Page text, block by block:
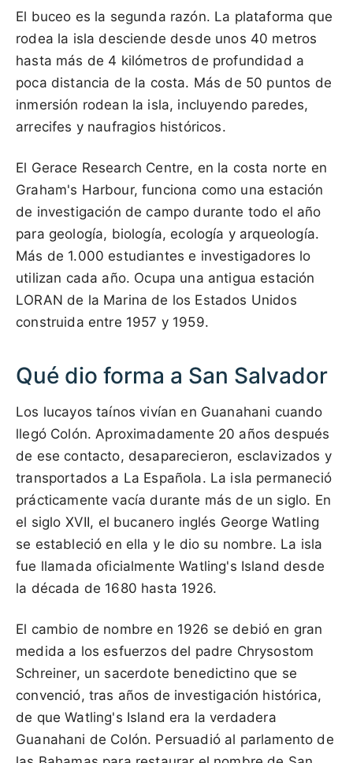
El buceo es la segunda razón. La plataforma que
rodea la isla desciende desde unos 40 metros
hasta más de 4 kilómetros de profundidad a
poca distancia de la costa. Más de 50 puntos de
inmersión rodean la isla, incluyendo paredes,
arrecifes y naufragios históricos.
El Gerace Research Centre, en la costa norte en
Graham's Harbour, funciona como una estación
de investigación de campo durante todo el año
para geología, biología, ecología y arqueología.
Más de 1.000 estudiantes e investigadores lo
utilizan cada año. Ocupa una antigua estación
LORAN de la Marina de los Estados Unidos
construida entre 1957 y 1959.
Qué dio forma a San Salvador
Los lucayos taínos vivían en Guanahani cuando
llegó Colón. Aproximadamente 20 años después
de ese contacto, desaparecieron, esclavizados y
transportados a La Española. La isla permaneció
prácticamente vacía durante más de un siglo. En
el siglo XVII, el bucanero inglés George Watling
se estableció en ella y le dio su nombre. La isla
fue llamada oficialmente Watling's Island desde
la década de 1680 hasta 1926.
El cambio de nombre en 1926 se debió en gran
medida a los esfuerzos del padre Chrysostom
Schreiner, un sacerdote benedictino que se
convenció, tras años de investigación histórica,
de que Watling's Island era la verdadera
Guanahani de Colón. Persuadió al parlamento de